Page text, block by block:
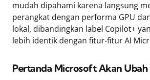
mudah dipahami karena langsung
perangkat dengan performa GPU
lokal, dibandingkan label Copilot+
lebih identik dengan fitur-fitur AI
Pertanda Microsoft Akan Ubah